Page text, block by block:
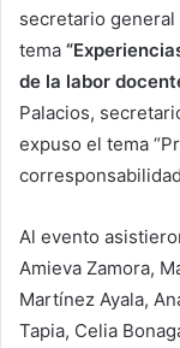
secretario general
tema
de la labor
Palacios,
expuso el tema
Al evento
Amieva Zamora,
Martínez Ayala,
Tapia, Celia